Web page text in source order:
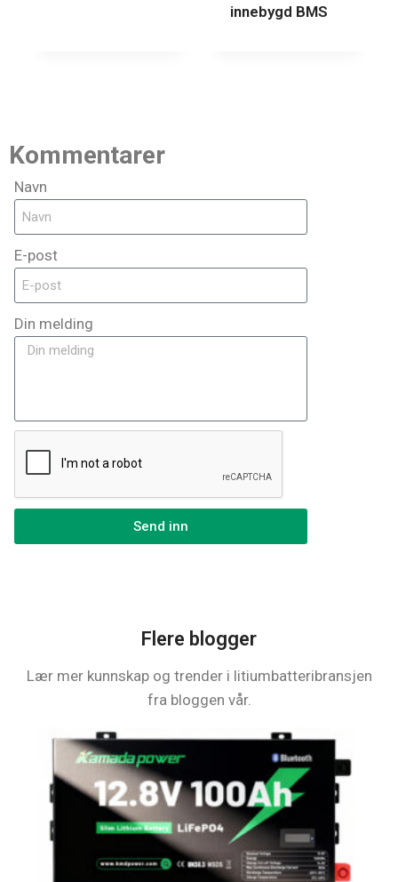
innebygd BMS
Kommentarer
Navn
E-post
Din melding
Send inn
Flere blogger
Lær mer kunnskap og trender i litiumbatteribransjen
fra bloggen vår.